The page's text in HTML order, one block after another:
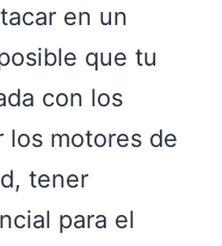
en un
que tu
con los
los motores de
tener
para el